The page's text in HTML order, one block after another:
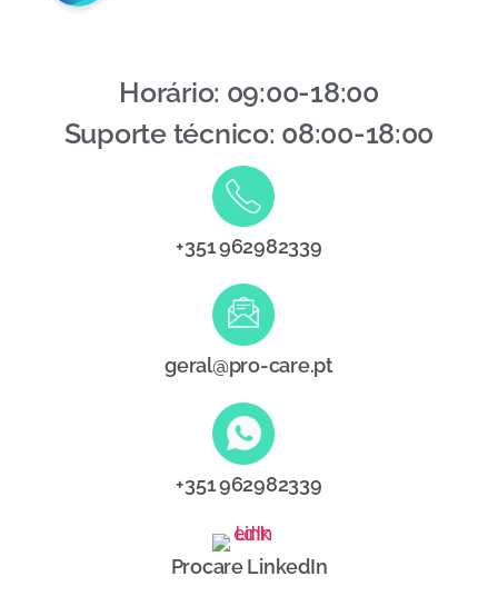
Horário: 09:00-18:00
Suporte técnico: 08:00-18:00
+351 962982339
geral@pro-care.pt
+351 962982339
Procare LinkedIn